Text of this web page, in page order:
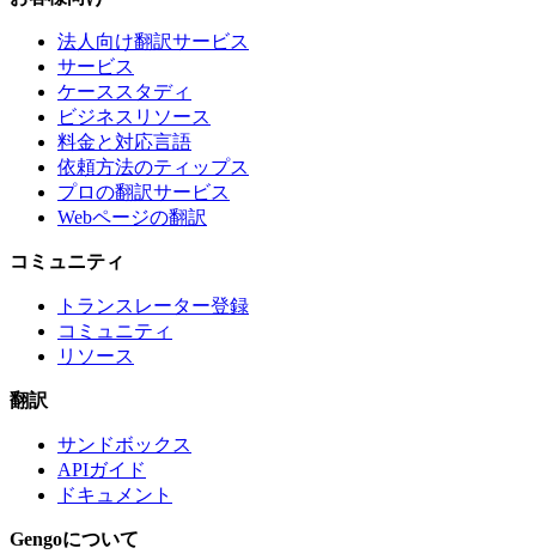
法人向け翻訳サービス
サービス
ケーススタディ
ビジネスリソース
料金と対応言語
依頼方法のティップス
プロの翻訳サービス
Webページの翻訳
コミュニティ
トランスレーター登録
コミュニティ
リソース
翻訳
サンドボックス
APIガイド
ドキュメント
Gengoについて